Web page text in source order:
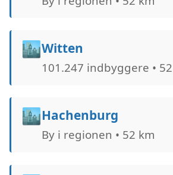
🏙️Witten
101.247 indbyggere •
🏙️Hachenburg
By i regionen • 52 km